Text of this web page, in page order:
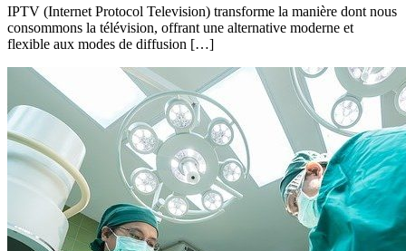
IPTV (Internet Protocol Television) transforme la manière dont nous
consommons la télévision, offrant une alternative moderne et
flexible aux modes de diffusion […]